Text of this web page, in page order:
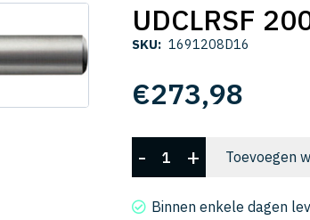
UDCLRSF
SKU: 1691208D16
€273,98
UDCLRSF
2008-
003016
- + Toevoegen
Binnen enkele dagen